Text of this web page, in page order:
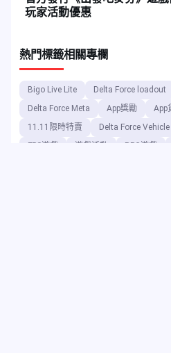
玩家活動優惠
熱門標籤相關專欄
Bigo Live Lite Delta Force loadout
Delta Force Meta
App獎勵 App
11.11限時特賣
Delta Force Vehicle
FPS遊戲
遊戲活動 RPG遊戲